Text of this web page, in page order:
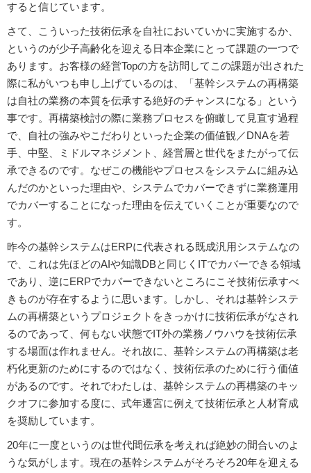
すると信じています。
さて、こういった技術伝承を自社においていかに実施するか、
というのが少子高齢化を迎える日本企業にとって課題の一つで
あります。お客様の経営Topの方を訪問してこの課題が出された
際に私がいつも申し上げているのは、「基幹システムの再構築
は自社の業務の本質を伝承する絶好のチャンスになる」という
事です。再構築検討の際に業務プロセスを俯瞰して見直す過程
で、自社の強みやこだわりといった企業の価値観／DNAを若
手、中堅、ミドルマネジメント、経営層と世代をまたがって伝
承できるのです。なぜこの機能やプロセスをシステムに組み込
んだのかといった理由や、システムでカバーできずに業務運用
でカバーすることになった理由を伝えていくことが重要なので
す。
昨今の基幹システムはERPに代表される既成汎用システムなの
で、これは先ほどのAIや知識DBと同じくITでカバーできる領域
であり、逆にERPでカバーできないところにこそ技術伝承すべ
きものが存在するように思います。しかし、それは基幹システ
ムの再構築というプロジェクトをきっかけに技術伝承がなされ
るのであって、何もない状態でIT外の業務ノウハウを技術伝承
する場面は作れません。それ故に、基幹システムの再構築は老
朽化更新のためにするのではなく、技術伝承のために行う価値
があるのです。それでわたしは、基幹システムの再構築のキッ
クオフに参加する度に、式年遷宮に例えて技術伝承と人材育成
を奨励しています。
20年に一度というのは世代間伝承を考えれば絶妙の間合いのよ
うな気がします。現在の基幹システムがそろそろ20年を迎える